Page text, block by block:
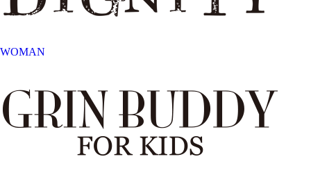
WOMAN